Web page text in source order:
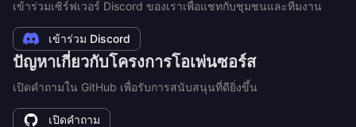
เข้าร่วมเซิร์ฟเวอร์ Discord ของเราเพื่อแชทกับชุมชนและทีมงาน
เข้าร่วม Discord
ปัญหาเกี่ยวกับโครงการโอเพ่นซอร์ส
เปิดคำถามใน GitHub เพื่อรับการสนับสนุนที่ดียิ่งขึ้น
เปิดคำถาม